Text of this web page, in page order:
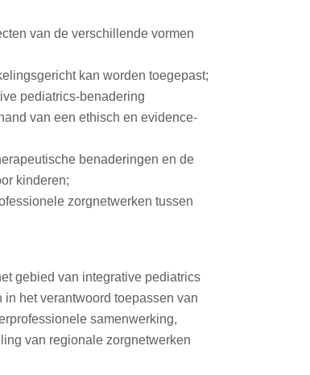
van de verschillende vormen
kan worden toegepast;
pediatrics-benadering
van een ethisch en evidence-
benaderingen en de
kinderen;
zorgnetwerken tussen
gebied van integrative pediatrics
het verantwoord toepassen van
samenwerking,
van regionale zorgnetwerken